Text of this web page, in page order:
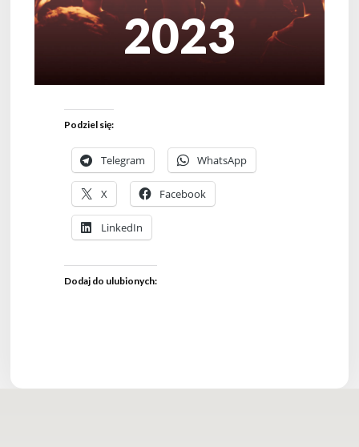
2023
Podziel się:
Telegram WhatsApp
X Facebook
LinkedIn
Dodaj do ulubionych: